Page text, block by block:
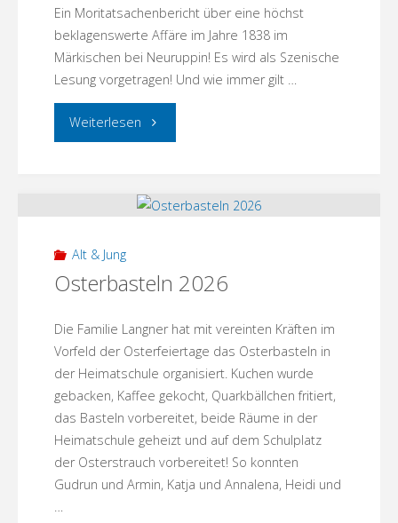
Ein Moritatsachenbericht über eine höchst
beklagenswerte Affäre im Jahre 1838 im
Märkischen bei Neuruppin! Es wird als Szenische
Lesung vorgetragen! Und wie immer gilt …
Weiterlesen "Theaterclub
Nachbar
Zehdenick
in
Menz!"
Alt & Jung
Osterbasteln 2026
Die Familie Langner hat mit vereinten Kräften im
Vorfeld der Osterfeiertage das Osterbasteln in
der Heimatschule organisiert. Kuchen wurde
gebacken, Kaffee gekocht, Quarkbällchen fritiert,
das Basteln vorbereitet, beide Räume in der
Heimatschule geheizt und auf dem Schulplatz
der Osterstrauch vorbereitet! So konnten
Gudrun und Armin, Katja und Annalena, Heidi und